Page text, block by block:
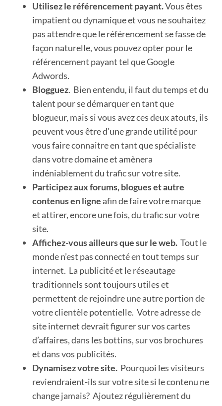
Utilisez le référencement payant.Vous êtes
impatient ou dynamique et vous ne souhaitez
pas attendre que le référencement se fasse de
façon naturelle, vous pouvez opter pour le
référencement payant tel que Google
Adwords.
Blogguez. Bien entendu, il faut du temps et du
talent pour se démarquer en tant que
blogueur, mais si vous avez ces deux atouts, ils
peuvent vous être d’une grande utilité pour
vous faire connaitre en tant que spécialiste
dans votre domaine et amènera
indéniablement du trafic sur votre site.
Participez aux forums, blogues et autre
contenus en ligne afin de faire votre marque
et attirer, encore une fois, du trafic sur votre
site.
Affichez-vous ailleurs que sur le web. Tout le
monde n’est pas connecté en tout temps sur
internet. La publicité et le réseautage
traditionnels sont toujours utiles et
permettent de rejoindre une autre portion de
votre clientèle potentielle. Votre adresse de
site internet devrait figurer sur vos cartes
d’affaires, dans les bottins, sur vos brochures
et dans vos publicités.
Dynamisez votre site. Pourquoi les visiteurs
reviendraient-ils sur votre site si le contenu ne
change jamais? Ajoutez régulièrement du